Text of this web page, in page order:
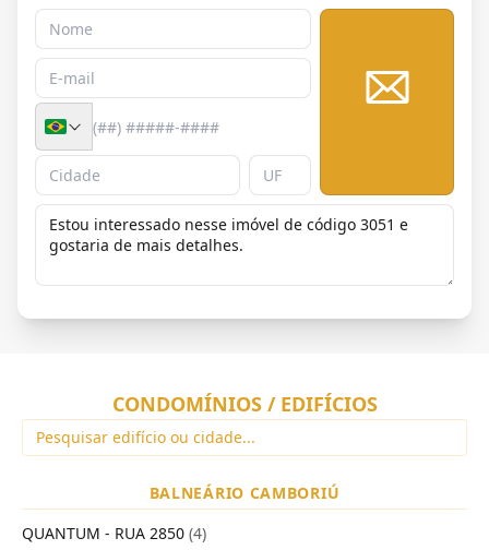
CONDOMÍNIOS / EDIFÍCIOS
BALNEÁRIO CAMBORIÚ
QUANTUM - RUA 2850 (4)